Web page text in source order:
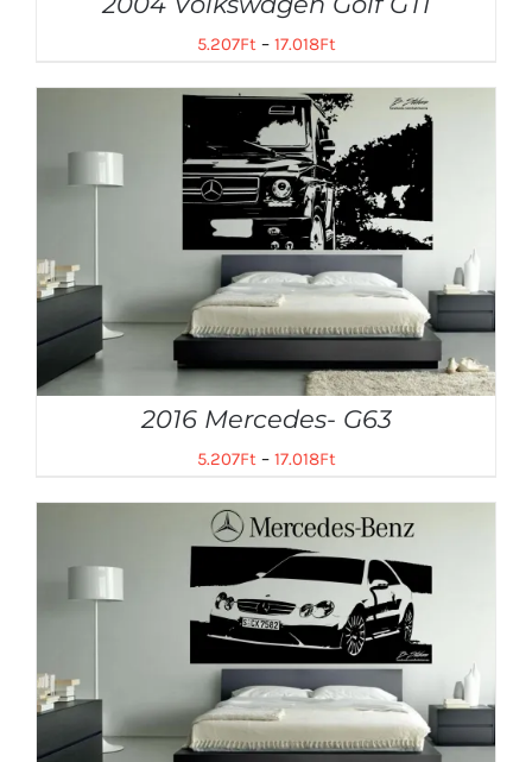
5.207Ft– 17.018Ft
2016 Mercedes- G63
5.207Ft – 17.018Ft